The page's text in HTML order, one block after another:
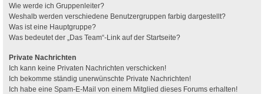
Wie werde ich Gruppenleiter?
Weshalb werden verschiedene Benutzergruppen farbig dargestellt?
Was ist eine Hauptgruppe?
Was bedeutet der „Das Team“-Link auf der Startseite?
Private Nachrichten
Ich kann keine Privaten Nachrichten verschicken!
Ich bekomme ständig unerwünschte Private Nachrichten!
Ich habe eine Spam-E-Mail von einem Mitglied dieses Forums erhalten!